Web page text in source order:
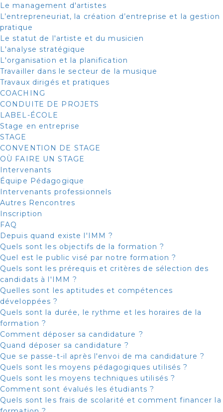
Le management d'artistes
L’entrepreneuriat, la création d’entreprise et la gestion
pratique
Le statut de l'artiste et du musicien
L'analyse stratégique
L'organisation et la planification
Travailler dans le secteur de la musique
Travaux dirigés et pratiques
COACHING
CONDUITE DE PROJETS
LABEL-ÉCOLE
Stage en entreprise
STAGE
CONVENTION DE STAGE
OÙ FAIRE UN STAGE
Intervenants
Équipe Pédagogique
Intervenants professionnels
Autres Rencontres
Inscription
FAQ
Depuis quand existe l'IMM ?
Quels sont les objectifs de la formation ?
Quel est le public visé par notre formation ?
Quels sont les prérequis et critères de sélection des
candidats à l'IMM ?
Quelles sont les aptitudes et compétences
développées ?
Quels sont la durée, le rythme et les horaires de la
formation ?
Comment déposer sa candidature ?
Quand déposer sa candidature ?
Que se passe-t-il après l'envoi de ma candidature ?
Quels sont les moyens pédagogiques utilisés ?
Quels sont les moyens techniques utilisés ?
Comment sont évalués les étudiants ?
Quels sont les frais de scolarité et comment financer la